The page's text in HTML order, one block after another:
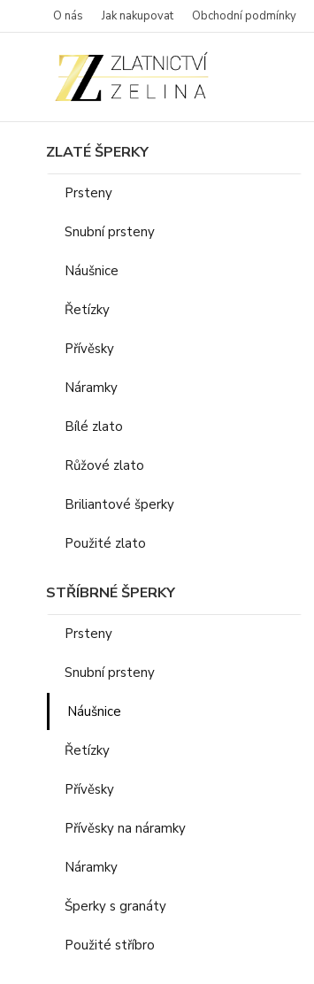
O nás Jak nakupovat Obchodní podmínky
ZLATÉ ŠPERKY
Prsteny
Snubní prsteny
Náušnice
Řetízky
Přívěsky
Náramky
Bílé zlato
Růžové zlato
Briliantové šperky
Použité zlato
STŘÍBRNÉ ŠPERKY
Prsteny
Snubní prsteny
Náušnice
Řetízky
Přívěsky
Přívěsky na náramky
Náramky
Šperky s granáty
Použité stříbro